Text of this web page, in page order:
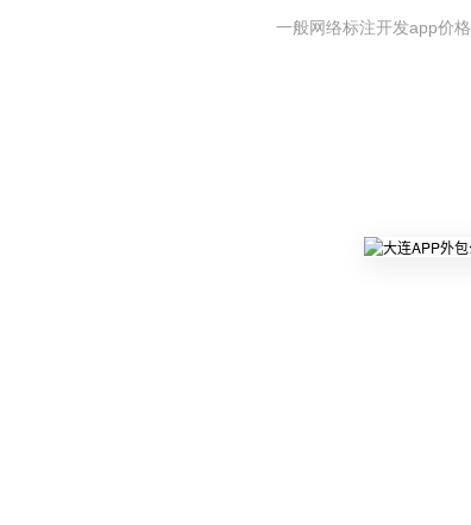
一般网络标注开发app价格